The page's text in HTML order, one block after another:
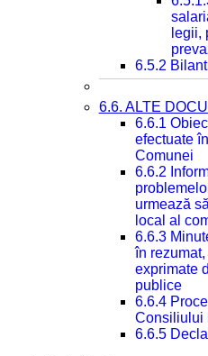
legii,
6.5.2
6.6. ALTE
6.6.1
efectuate
Comunei
6.6.2
urmează
local al
6.6.3
în
exprimate
publice
6.6.4
Consiliului
6.6.5